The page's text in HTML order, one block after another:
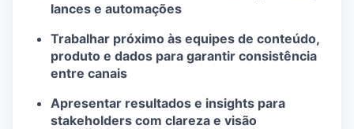
lances e automações
Trabalhar próximo às equipes de conteúdo,
produto e dados para garantir consistência
entre canais
Apresentar resultados e insights para
stakeholders com clareza e visão